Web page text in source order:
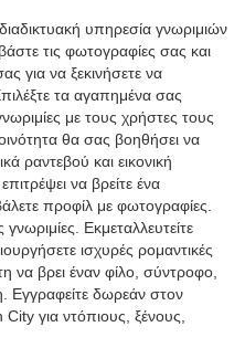
υπηρεσία γνωριμιών
τις φωτογραφίες σας και
για να ξεκινήσετε να
τα αγαπημένα σας
με τους χρήστες τους
θα σας βοηθήσει να
ραντεβού και εικονική
να βρείτε ένα
προφίλ με φωτογραφίες.
Εκμεταλλευτείτε
ισχυρές ρομαντικές
να βρει έναν φίλο, σύντροφο,
Εγγραφείτε δωρεάν στον
για ντόπιους, ξένους,